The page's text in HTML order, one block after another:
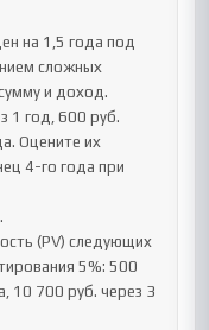
на 1,5 года под
сложных
и доход.
1 год, 600 руб.
Оцените их
4-го года при
(PV) следующих
5%: 500
10 700 руб. через 3